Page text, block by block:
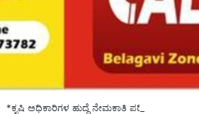
*ಕೃಷಿ ಅಧಿಕಾರಿಗಳ ಹುದ್ದೆ ನೇಮಕಾತಿ ಪರೀಕ್ಷೆ ಮುಂದೂಡಿಕೆ*